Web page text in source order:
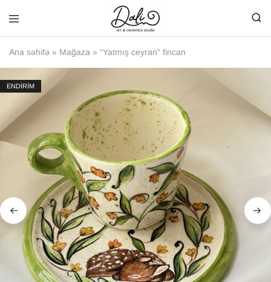
Ana səhifə » Mağaza » “Yatmış ceyran” fincan
ENDİRİM